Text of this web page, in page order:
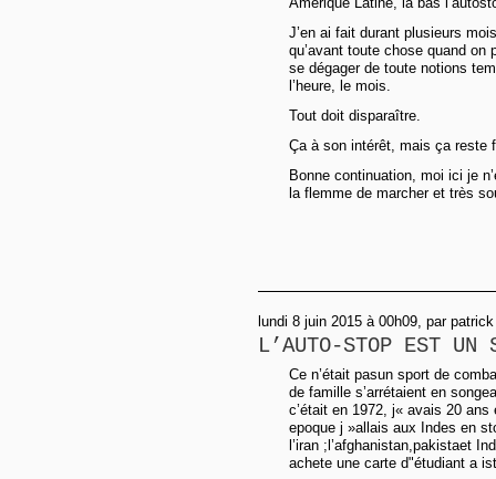
J’en ai fait durant plusieurs
qu’avant toute chose quand on
se dégager de toute notions
l’heure, le mois.
Tout doit disparaître.
Ça à son intérêt, mais ça reste
Bonne continuation, moi ici je
la flemme de marcher et très
lundi 8 juin 2015 à 00h09, par
L’AUTO-STOP EST UN
Ce n’était pasun sport de
de famille s’arrétaient en
c’était en 1972, j« avais 20
epoque j »allais aux Indes en
l’iran ;l’afghanistan,pakistaet
achete une carte d"étudiant a